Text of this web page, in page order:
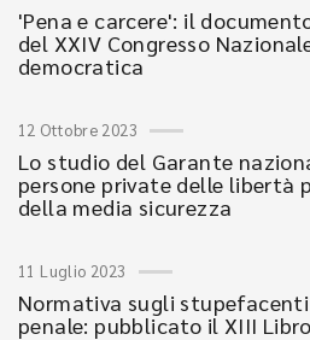
'Pena e carcere': il
del XXIV Congresso
democratica
12 Ottobre 2023
Lo studio del Garante
persone private delle libertà
della media sicurezza
11 Luglio 2023
Normativa sugli stupefacenti
penale: pubblicato il XIII